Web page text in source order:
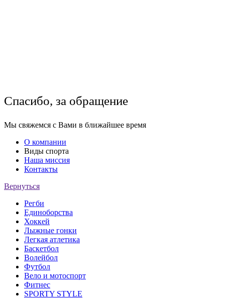
Спасибо, за обращение
Мы свяжемся с Вами в ближайшее время
О компании
Виды спорта
Наша миссия
Контакты
Вернуться
Регби
Единоборства
Хоккей
Лыжные гонки
Легкая атлетика
Баскетбол
Волейбол
Футбол
Вело и мотоспорт
Фитнес
SPORTY STYLE